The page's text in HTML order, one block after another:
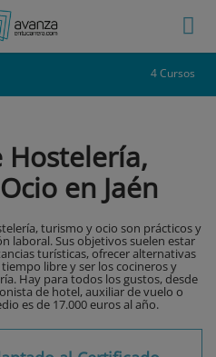
4 Cursos
Hostelería,
en Jaén
turismo y ocio son prácticos y
laboral. Sus objetivos suelen estar
turísticas, ofrecer alternativas
libre y ser los cocineros y
Hay para todos los gustos, desde
de hotel, auxiliar de vuelo o
es de 17.000 euros al año.